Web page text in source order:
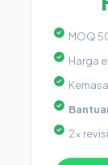
MOQ
Harga
2x